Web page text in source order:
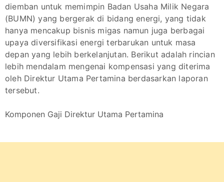
diemban untuk memimpin Badan Usaha Milik Negara
(BUMN) yang bergerak di bidang energi, yang tidak
hanya mencakup bisnis migas namun juga berbagai
upaya diversifikasi energi terbarukan untuk masa
depan yang lebih berkelanjutan. Berikut adalah rincian
lebih mendalam mengenai kompensasi yang diterima
oleh Direktur Utama Pertamina berdasarkan laporan
tersebut.
Komponen Gaji Direktur Utama Pertamina